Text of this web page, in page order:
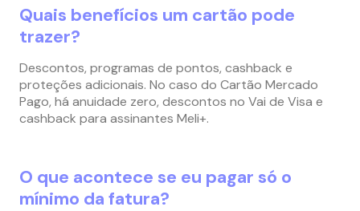
Quais benefícios um cartão pode
trazer?
Descontos, programas de pontos, cashback e
proteções adicionais. No caso do Cartão Mercado
Pago, há anuidade zero, descontos no Vai de Visa e
cashback para assinantes Meli+.
O que acontece se eu pagar só o
mínimo da fatura?